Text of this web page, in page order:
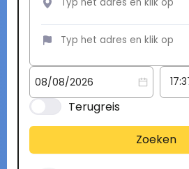
Terugreis
Zoeken